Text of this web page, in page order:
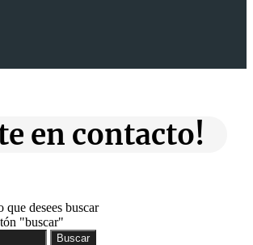
en contacto!
desees buscar
"buscar"
Buscar